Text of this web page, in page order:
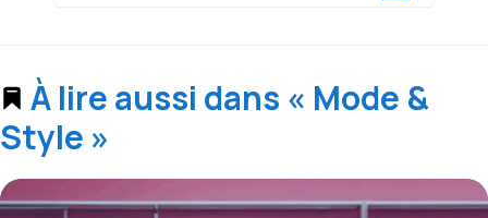
À lire aussi dans « Mode &
Style »